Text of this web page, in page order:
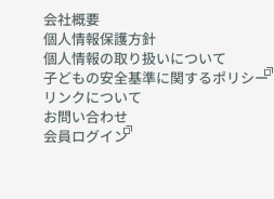
会社概要
個人情報保護方針
個人情報の取り扱いについて
子どもの安全基準に関するポリシー
リンクについて
お問い合わせ
会員ログイン